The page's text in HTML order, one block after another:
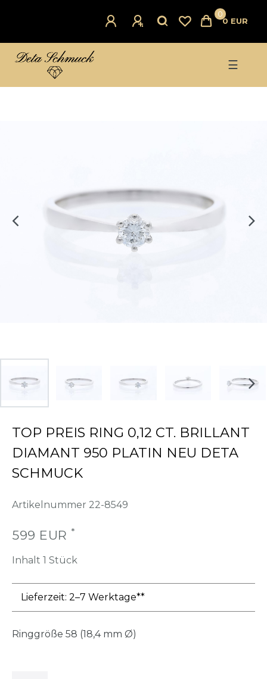
0
0 EUR
☰
TOP PREIS RING 0,12 CT. BRILLANT
DIAMANT 950 PLATIN NEU DETA
SCHMUCK
Artikelnummer 22-8549
599 EUR *
Inhalt 1 Stück
Lieferzeit: 2–7 Werktage**
Ringgröße 58 (18,4 mm Ø)